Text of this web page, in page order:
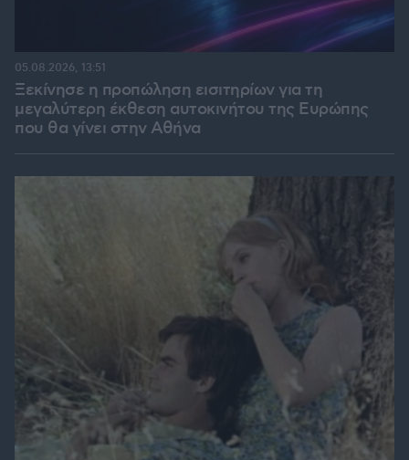
Ξεκίνησε η προπώληση εισιτηρίων για τη
μεγαλύτερη έκθεση αυτοκινήτου της Ευρώπης
που θα γίνει στην Αθήνα
05.08.2026, 13:51